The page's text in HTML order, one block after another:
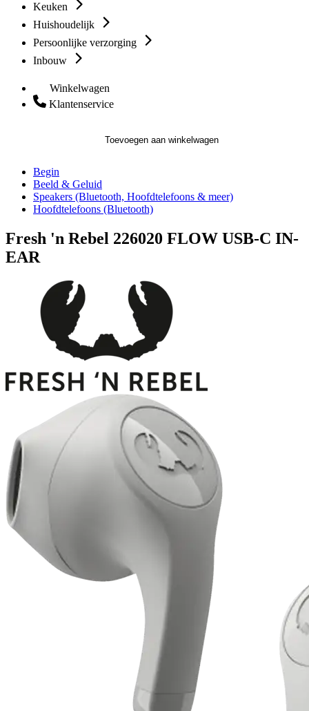
Keuken
Huishoudelijk
Persoonlijke verzorging
Inbouw
Winkelwagen
Klantenservice
Toevoegen aan winkelwagen
Begin
Beeld & Geluid
Speakers (Bluetooth, Hoofdtelefoons & meer)
Hoofdtelefoons (Bluetooth)
Fresh 'n Rebel 226020 FLOW USB-C IN-
EAR